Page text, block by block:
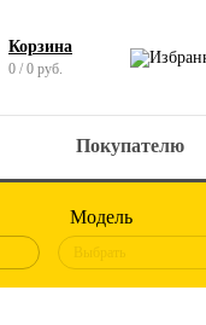
Корзина
0 / 0 руб.
Покупателю
Модель
Выбрать